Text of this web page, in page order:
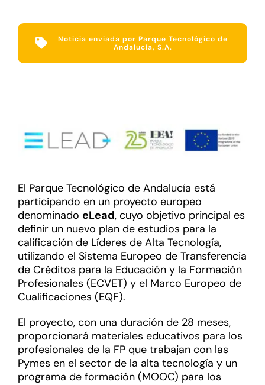
Noticia enviada por Parque Tecnológico de
Andalucia, S.A.
El Parque Tecnológico de Andalucía está
participando en un proyecto europeo
denominado eLead, cuyo objetivo principal es
definir un nuevo plan de estudios para la
calificación de Líderes de Alta Tecnología,
utilizando el Sistema Europeo de Transferencia
de Créditos para la Educación y la Formación
Profesionales (ECVET) y el Marco Europeo de
Cualificaciones (EQF).
El proyecto, con una duración de 28 meses,
proporcionará materiales educativos para los
profesionales de la FP que trabajan con las
Pymes en el sector de la alta tecnología y un
programa de formación (MOOC) para los